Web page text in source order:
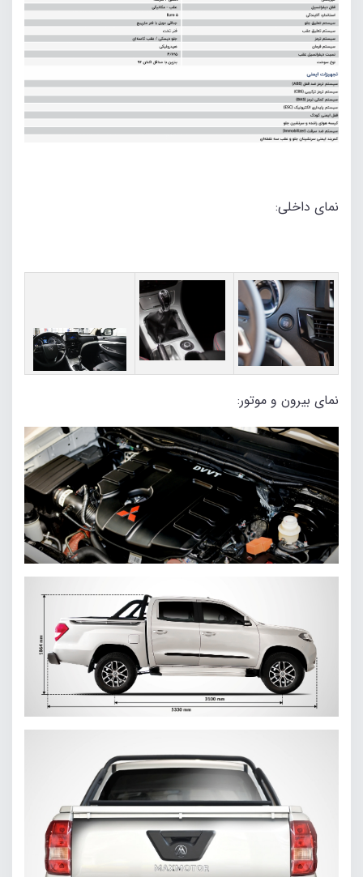
نمای داخلی:
نمای بیرون و موتور: